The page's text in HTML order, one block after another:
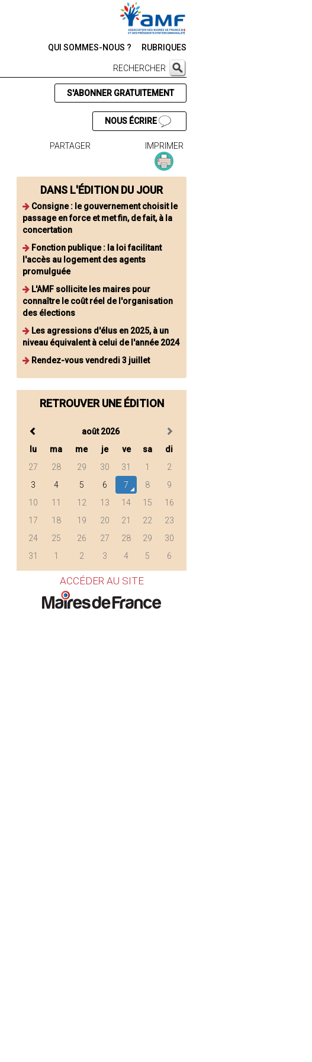
QUI SOMMES-NOUS ? RUBRIQUES
RECHERCHER
S'ABONNER GRATUITEMENT
NOUS ÉCRIRE
PARTAGER IMPRIMER
DANS L'ÉDITION DU JOUR
Consigne : le gouvernement choisit le
passage en force et met fin, de fait, à la
concertation
Fonction publique : la loi facilitant
l'accès au logement des agents
promulguée
L'AMF sollicite les maires pour
connaître le coût réel de l'organisation
des élections
Les agressions d'élus en 2025, à un
niveau équivalent à celui de l'année 2024
Rendez-vous vendredi 3 juillet
RETROUVER UNE ÉDITION
août 2026
lu
ma me je ve sa
di
27
28 29 30 31 1
2
3
4 5 6 7 8
9
10
11 12 13 14 15
16
17
18 19 20 21 22
23
24
25 26 27 28 29
30
31
1 2 3 4 5 6
ACCÉDER AU SITE